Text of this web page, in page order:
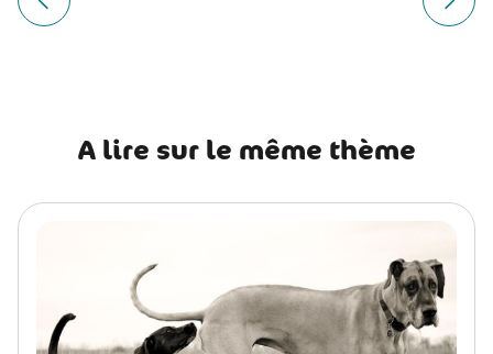
de
Article précédent Chien de Montagne Portugais : Article
A lire sur le même thème